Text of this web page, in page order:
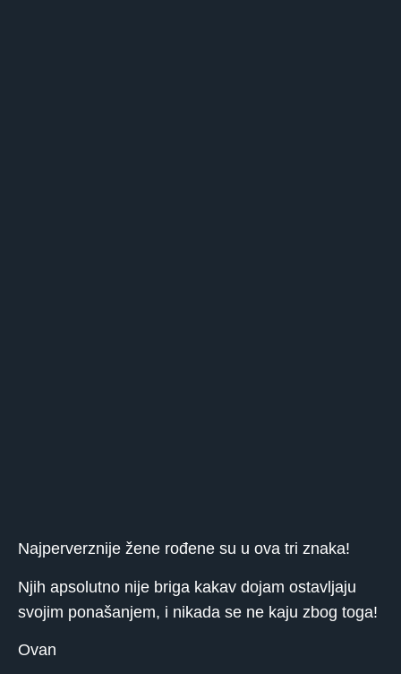
Najperverznije žene rođene su u ova tri znaka!
Njih apsolutno nije briga kakav dojam ostavljaju
svojim ponašanjem, i nikada se ne kaju zbog toga!
Ovan